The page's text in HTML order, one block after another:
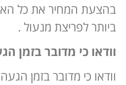
בהצעת המחיר את כל
ביותר לפריצת מנעול .
וודאו כי מדובר בזמן
וודאו כי מדובר בזמן